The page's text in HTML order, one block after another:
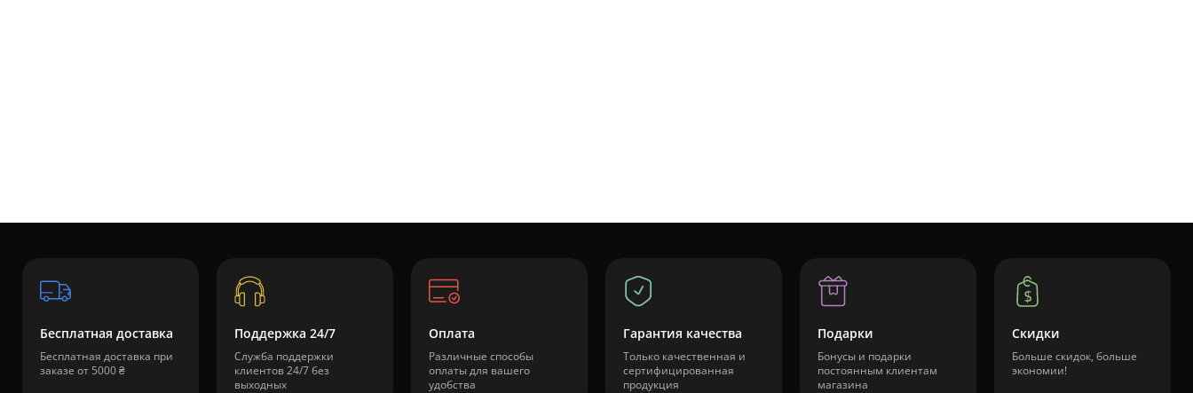
Бесплатная доставка
Бесплатная доставка при
заказе от 5000 ₴
Поддержка 24/7
Служба поддержки
клиентов 24/7 без
выходных
Оплата
Различные способы
оплаты для вашего
удобства
Гарантия качества
Только качественная и
сертифицированная
продукция
Подарки
Бонусы и подарки
постоянным клиентам
магазина
Скидки
Больше скидок, больше
экономии!